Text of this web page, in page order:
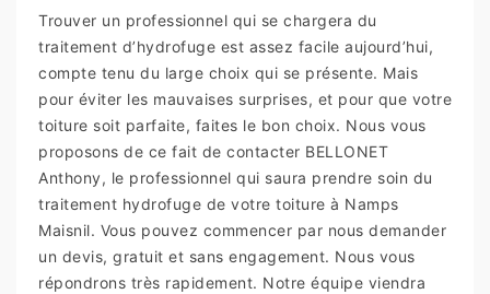
Trouver un professionnel qui se chargera du
traitement d’hydrofuge est assez facile aujourd’hui,
compte tenu du large choix qui se présente. Mais
pour éviter les mauvaises surprises, et pour que votre
toiture soit parfaite, faites le bon choix. Nous vous
proposons de ce fait de contacter BELLONET
Anthony, le professionnel qui saura prendre soin du
traitement hydrofuge de votre toiture à Namps
Maisnil. Vous pouvez commencer par nous demander
un devis, gratuit et sans engagement. Nous vous
répondrons très rapidement. Notre équipe viendra